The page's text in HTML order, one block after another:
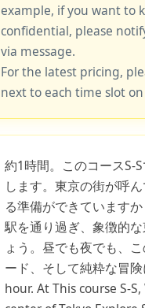
example, if you want to
confidential, please
via message.
For the latest pricing,
next to each time slot
約1時間。このコースS-
します。東京の街が呼
る準備ができています
駅を通り過ぎ、象徴的
ょう。昼でも夜でも、
ード、そして純粋な冒
hour. At This course S-